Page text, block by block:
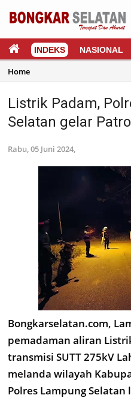
INDEKS NASIONAL
Home
Listrik Padam,
Selatan gelar
Rabu, 05 Juni 2024,
Bongkarselatan.com,
pemadaman aliran
transmisi SUTT 275kV
melanda wilayah
Polres Lampung